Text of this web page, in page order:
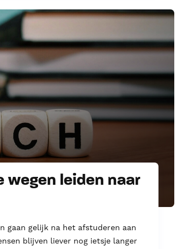
wegen leiden naar
gaan gelijk na het afstuderen aan
blijven liever nog ietsje langer